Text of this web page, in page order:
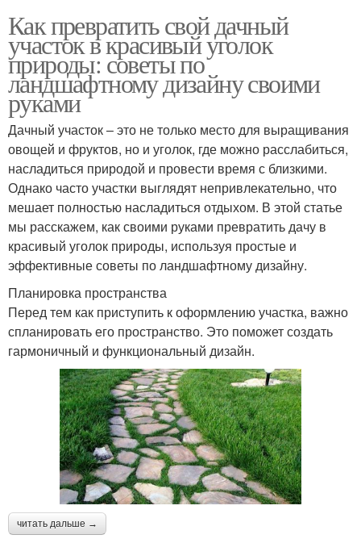
Как превратить свой дачный
участок в красивый уголок
природы: советы по
ландшафтному дизайну своими
руками
Дачный участок – это не только место для выращивания
овощей и фруктов, но и уголок, где можно расслабиться,
насладиться природой и провести время с близкими.
Однако часто участки выглядят непривлекательно, что
мешает полностью насладиться отдыхом. В этой статье
мы расскажем, как своими руками превратить дачу в
красивый уголок природы, используя простые и
эффективные советы по ландшафтному дизайну.
Планировка пространства
Перед тем как приступить к оформлению участка, важно
спланировать его пространство. Это поможет создать
гармоничный и функциональный дизайн.
читать дальше →